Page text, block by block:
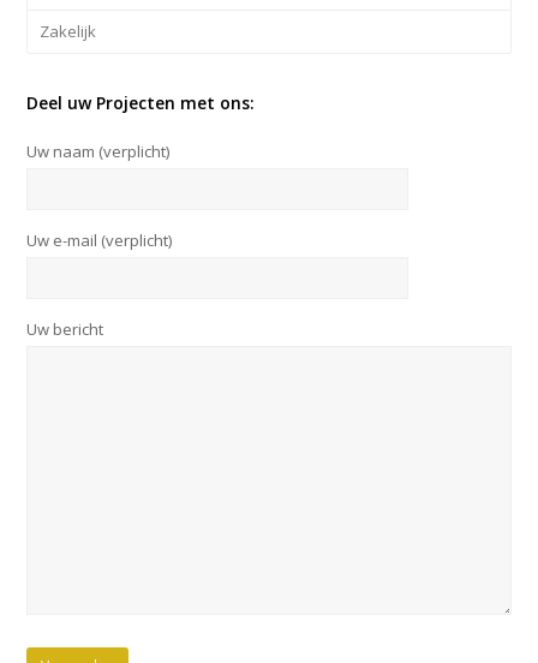
Zakelijk
Deel uw Projecten met ons:
Uw naam (verplicht)
Uw e-mail (verplicht)
Uw bericht